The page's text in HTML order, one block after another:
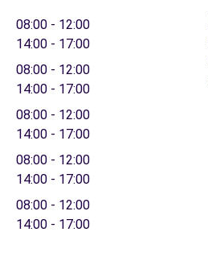
08:00 - 12:00
14:00 - 17:00
08:00 - 12:00
14:00 - 17:00
08:00 - 12:00
14:00 - 17:00
08:00 - 12:00
14:00 - 17:00
08:00 - 12:00
14:00 - 17:00